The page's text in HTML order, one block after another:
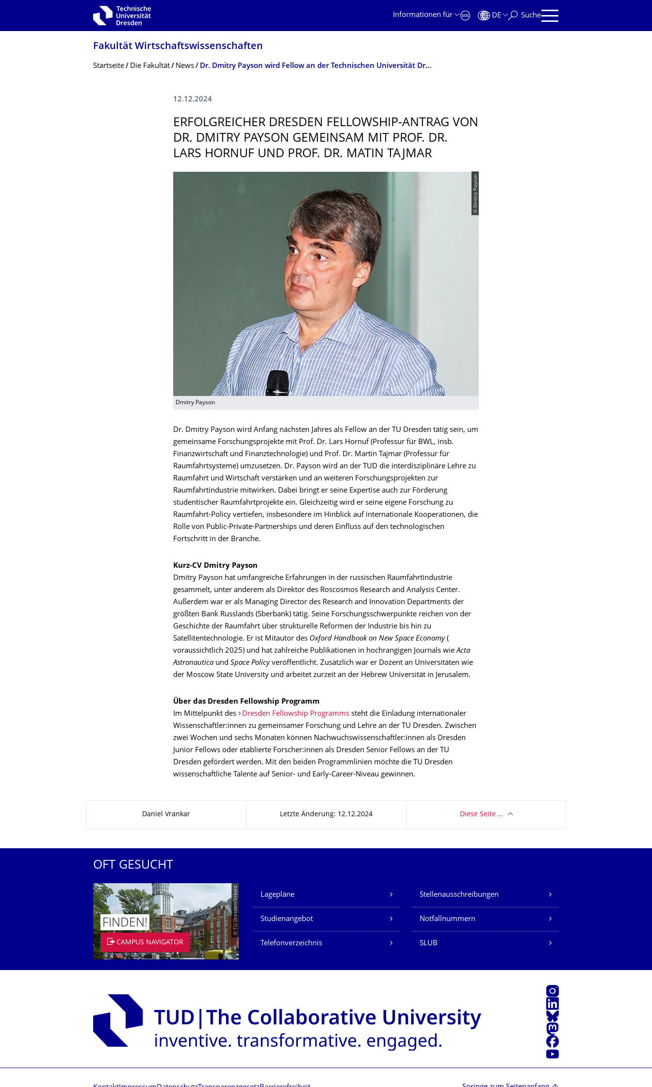
Zur Hauptnavigation springen
Informationen für
DE Suche
Fakultät Wirtschaftswissen­schaften
Breadcrumb-Menü
Startseite Die Fakultät News Dr. Dmitry Payson wird Fellow an der Technischen Universität Dresden
12.12.2024
ERFOLGREICHER DRESDEN FELLOWSHIP-ANTRAG VON
DR. DMITRY PAYSON GEMEINSAM MIT PROF. DR.
LARS HORNUF UND PROF. DR. MATIN TAJMAR
© Dmitry Payson
Dmitry Payson
Dr. Dmitry Payson wird Anfang nächsten Jahres als Fellow an der TU Dresden tätig sein, um
gemeinsame Forschungsprojekte mit Prof. Dr. Lars Hornuf (Professur für BWL, insb.
Finanzwirtschaft und Finanztechnologie) und Prof. Dr. Martin Tajmar (Professur für
Raumfahrtsysteme) umzusetzen. Dr. Payson wird an der TUD die interdisziplinäre Lehre zu
Raumfahrt und Wirtschaft verstärken und an weiteren Forschungsprojekten zur
Raumfahrtindustrie mitwirken. Dabei bringt er seine Expertise auch zur Förderung
studentischer Raumfahrtprojekte ein. Gleichzeitig wird er seine eigene Forschung zu
Raumfahrt-Policy vertiefen, insbesondere im Hinblick auf internationale Kooperationen, die
Rolle von Public-Private-Partnerships und deren Einfluss auf den technologischen
Fortschritt in der Branche.
Kurz-CV Dmitry Payson
Dmitry Payson hat umfangreiche Erfahrungen in der russischen Raumfahrtindustrie
gesammelt, unter anderem als Direktor des Roscosmos Research and Analysis Center.
Außerdem war er als Managing Director des Research and Innovation Departments der
größten Bank Russlands (Sberbank) tätig. Seine Forschungsschwerpunkte reichen von der
Geschichte der Raumfahrt über strukturelle Reformen der Industrie bis hin zu
Satellitentechnologie. Er ist Mitautor des Oxford Handbook on New Space Economy(
voraussichtlich 2025) und hat zahlreiche Publikationen in hochrangigen Journals wieActa
Astronauticaund Space Policyveröffentlicht. Zusätzlich war er Dozent an Universitäten wie
der Moscow State University und arbeitet zurzeit an der Hebrew Universität in Jerusalem.
Über das Dresden Fellowship Programm
Im Mittelpunkt des
Dresden Fellowship Programmssteht die Einladung internationaler
Wissenschaftler:innen zu gemeinsamer Forschung und Lehre an der TU Dresden. Zwischen
zwei Wochen und sechs Monaten können Nachwuchswissenschaftler:innen als Dresden
Junior Fellows oder etablierte Forscher:innen als Dresden Senior Fellows an der TU
Dresden gefördert werden. Mit den beiden Programmlinien möchte die TU Dresden
wissenschaftliche Talente auf Senior- und Early-Career-Niveau gewinnen.
Daniel Vrankar Letzte Änderung: 12.12.2024 Diese Seite …
OFT GESUCHT
© TU Dresden/Eckold
FINDEN!
CAMPUS NAVIGATOR
Unsere Dienste
Lagepläne Stellenausschreibungen
Studienangebot Notfallnummern
Telefonverzeichnis SLUB
Instagram
LinkedIn
Bluesky
Mastodon
Facebook
Youtube